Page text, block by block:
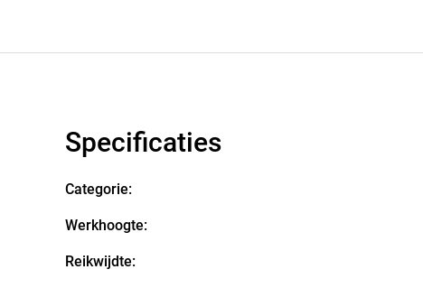
Specificaties
Categorie:
Werkhoogte:
Reikwijdte: